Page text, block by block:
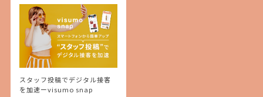
スタッフ投稿でデジタル接客
を加速ーvisumo snap